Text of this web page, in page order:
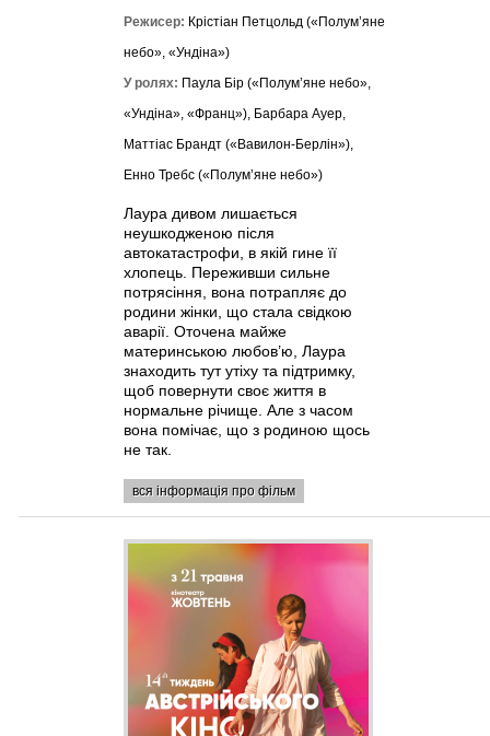
Режисер: Крістіан Петцольд («Полум’яне
небо», «Ундіна»)
У ролях: Паула Бір («Полум’яне небо»,
«Ундіна», «Франц»), Барбара Ауер,
Маттіас Брандт («Вавилон-Берлін»),
Енно Требс («Полум’яне небо»)
Лаура дивом лишається
неушкодженою після
автокатастрофи, в якій гине її
хлопець. Переживши сильне
потрясіння, вона потрапляє до
родини жінки, що стала свідкою
аварії. Оточена майже
материнською любов’ю, Лаура
знаходить тут утіху та підтримку,
щоб повернути своє життя в
нормальне річище. Але з часом
вона помічає, що з родиною щось
не так.
вся інформація про фільм